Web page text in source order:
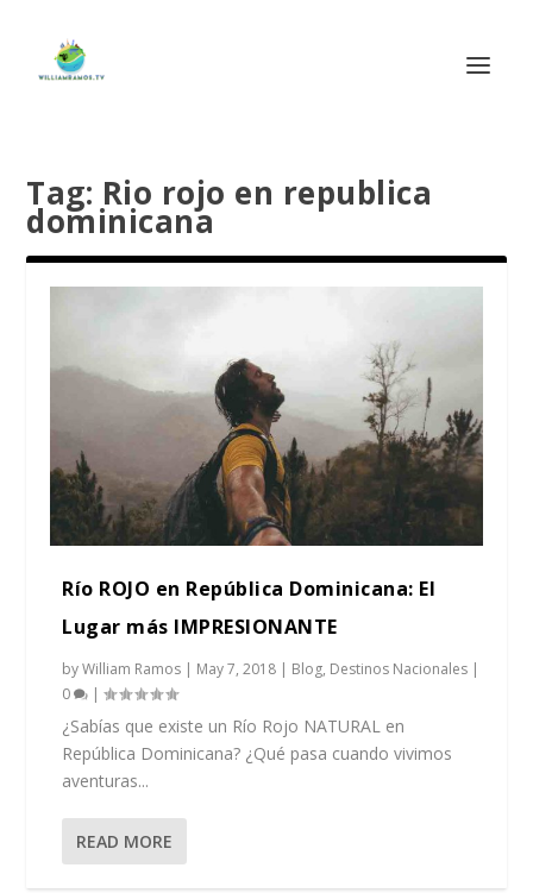
Tag: Rio rojo en republica
dominicana
Río ROJO en República Dominicana: El
Lugar más IMPRESIONANTE
byWilliam Ramos | May 7, 2018 | Blog, Destinos Nacionales |
0
|
¿Sabías que existe un Río Rojo NATURAL en
República Dominicana? ¿Qué pasa cuando vivimos
aventuras...
READ MORE